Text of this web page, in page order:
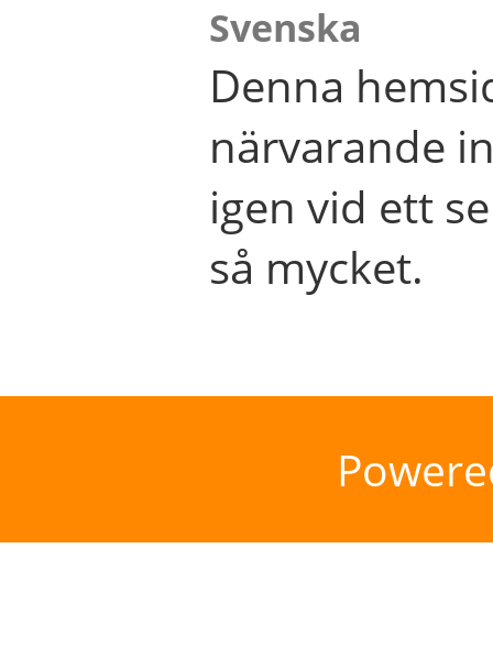
Svenska
Denna
närvarande
igen vid ett
så mycket.